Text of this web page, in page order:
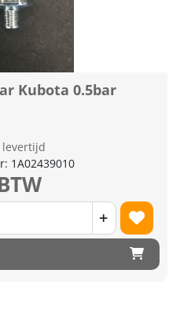
Kubota 0.5bar
1A02439010
+